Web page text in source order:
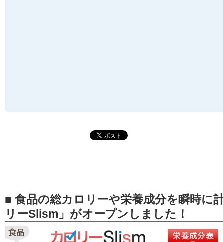
■ 食品の総カロリーや栄養成分を瞬時に
リーSlism」がオープンしました！